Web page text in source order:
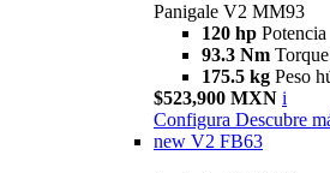
Panigale V2 MM93
120 hp Potencia
93.3 Nm Torque
175.5 kg Peso
$523,900 MXN i
Configura Descubre
new V2 FB63